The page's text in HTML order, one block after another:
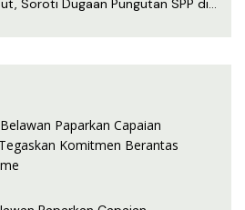
Soroti Dugaan Pungutan SPP di